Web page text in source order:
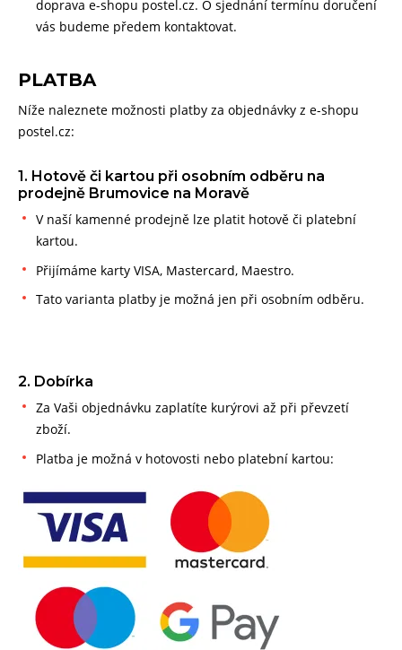
doprava e-shopu postel.cz. O sjednání termínu doručení
vás budeme předem kontaktovat.
PLATBA
Níže naleznete možnosti platby za objednávky z e-shopu
postel.cz:
1. Hotově či kartou při osobním odběru na
prodejně Brumovice na Moravě
V naší kamenné prodejně lze platit hotově či platební
kartou.
Přijímáme karty VISA, Mastercard, Maestro.
Tato varianta platby je možná jen při osobním odběru.
2. Dobírka
Za Vaši objednávku zaplatíte kurýrovi až při převzetí
zboží.
Platba je možná v hotovosti nebo platební kartou: